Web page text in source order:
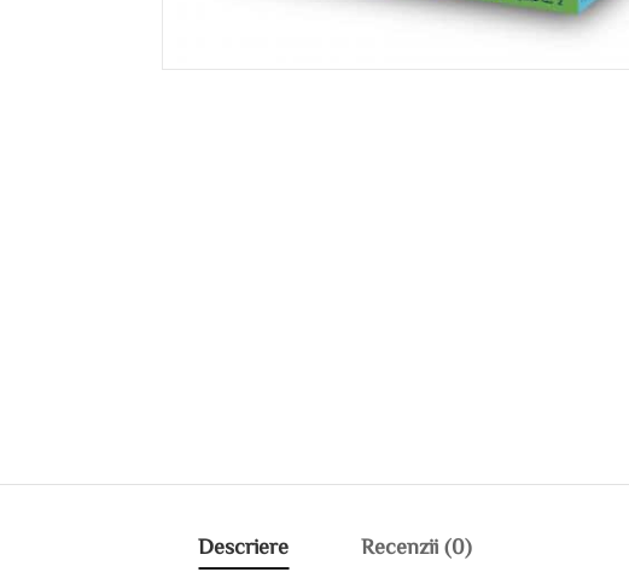
Descriere Recenzii (0)